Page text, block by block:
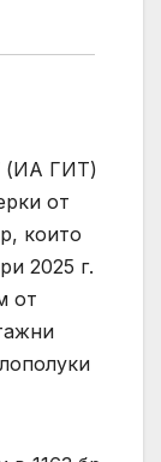
(ИА ГИТ)
от
които
2025 г.
от